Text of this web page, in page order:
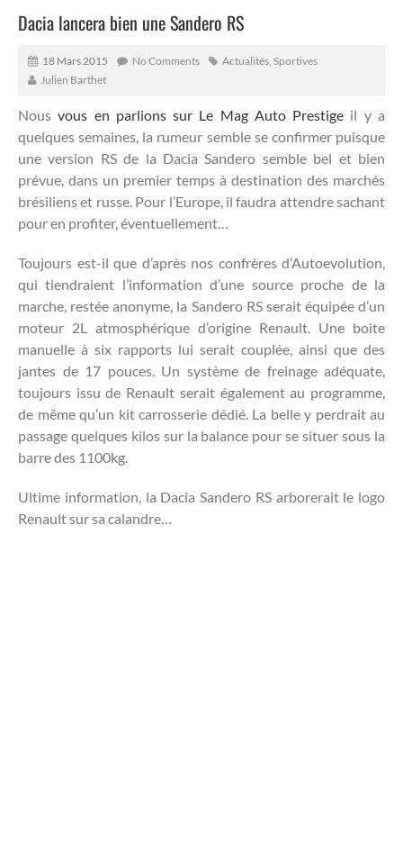
Dacia lancera bien une Sandero RS
18 Mars 2015 No Comments Actualités Sportives
Julien Barthet
Nousvous en parlions sur Le Mag Auto Prestige il y a
quelques semaines, la rumeur semble se confirmer puisque
une version RS de la Dacia Sandero semble bel et bien
prévue, dans un premier temps à destination des marchés
brésiliens et russe. Pour l’Europe, il faudra attendre sachant
pour en profiter, éventuellement…
Toujours est-il que d’après nos confrères d’Autoevolution,
qui tiendraient l’information d’une source proche de la
marche, restée anonyme, la Sandero RS serait équipée d’un
moteur 2L atmosphérique d’origine Renault. Une boite
manuelle à six rapports lui serait couplée, ainsi que des
jantes de 17 pouces. Un système de freinage adéquate,
toujours issu de Renault serait également au programme,
de même qu’un kit carrosserie dédié. La belle y perdrait au
passage quelques kilos sur la balance pour se situer sous la
barre des 1100kg.
Ultime information, la Dacia Sandero RS arborerait le logo
Renault sur sa calandre…